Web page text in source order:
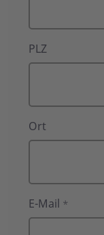
PLZ
Ort
E-Mail *